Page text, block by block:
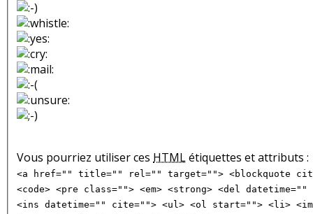
Vous pourriez utiliser ces HTMLétiquettes et attributs :
<a href="" title="" rel="" target=""> <blockquote
<code> <pre class=""> <em> <strong> <del
<ins datetime="" cite=""> <ul> <ol start=""> <li>